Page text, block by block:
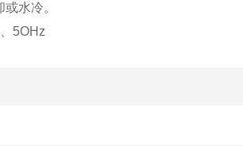
水冷。
5OHz